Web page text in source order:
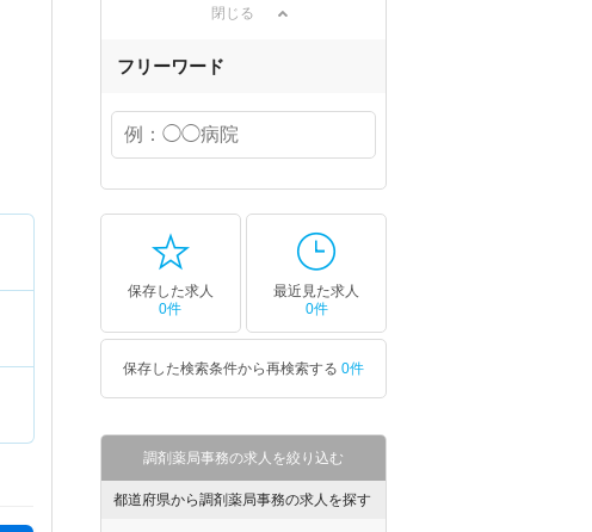
閉じる
フリーワード
保存した求人
0件
最近見た求人
0件
保存した検索条件から再検索する 0件
調剤薬局事務の求人を絞り込む
都道府県から調剤薬局事務の求人を探す